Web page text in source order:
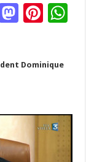
M
d
n
Pi
es
p
Dominique